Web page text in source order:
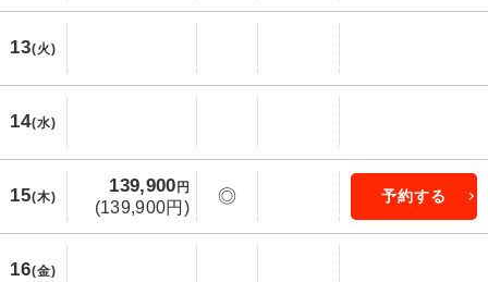
13(火)
14(水)
15(木)
139,900円
(139,900円)
◎ 予約する
16(金)